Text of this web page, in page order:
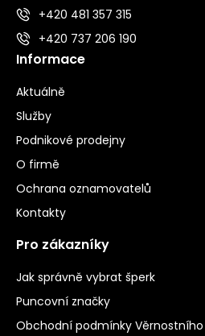
+420 481 357 315
+420 737 206 190
Informace
Aktuálně
Služby
Podnikové prodejny
O firmě
Ochrana oznamovatelů
Kontakty
Pro zákazníky
Jak správně vybrat šperk
Puncovní značky
Obchodní podmínky